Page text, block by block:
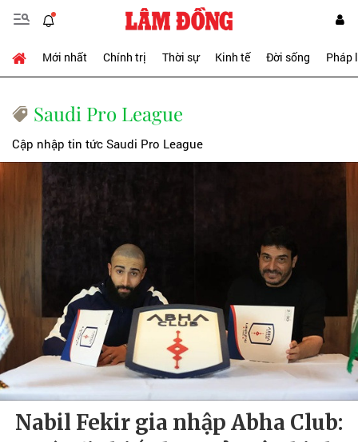
Mới nhất Chính trị Thời sự Kinh tế Đời sống Pháp
Saudi Pro League
Cập nhập tin tức Saudi Pro League
Nabil Fekir gia nhập Abha Club: